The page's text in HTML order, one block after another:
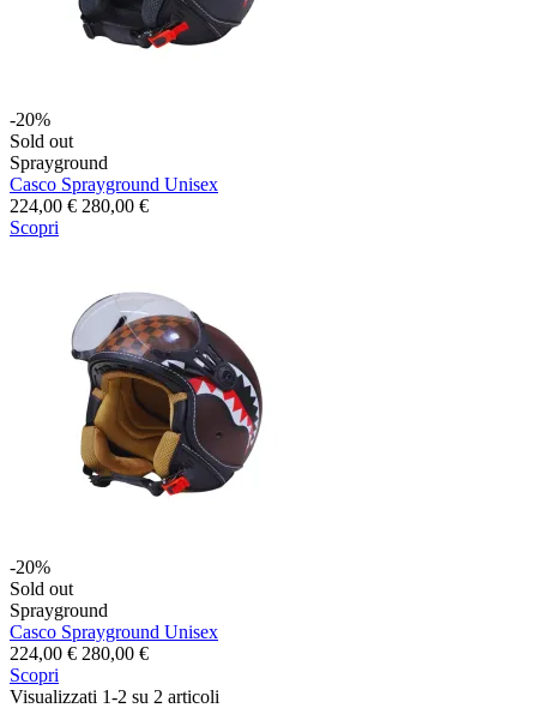
-20%
Sold out
Sprayground
Casco Sprayground Unisex
224,00 € 280,00 €
Scopri
-20%
Sold out
Sprayground
Casco Sprayground Unisex
224,00 € 280,00 €
Scopri
Visualizzati 1-2 su 2 articoli